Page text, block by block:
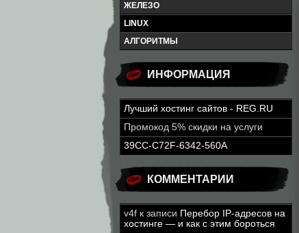
ЖЕЛЕЗО
LINUX
АЛГОРИТМЫ
ИНФОРМАЦИЯ
Лучший хостинг сайтов - REG.RU
Промокод 5% скидки на услуги
39CC-C72F-6342-560A
КОММЕНТАРИИ
v4f к записи Перебор IP-адресов на
хостинге — и как с этим бороться